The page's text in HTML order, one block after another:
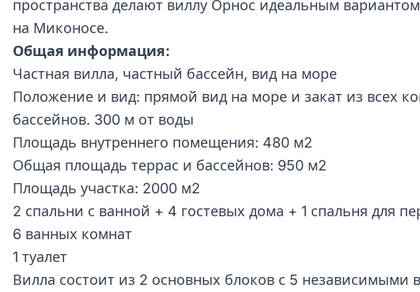
пространства делают виллу Орнос идеальным
на Миконосе.
Общая информация:
Частная вилла, частный бассейн, вид на море
Положение и вид: прямой вид на море и закат из всех
бассейнов. 300 м от воды
Площадь внутреннего помещения: 480 м2
Общая площадь террас и бассейнов: 950 м2
Площадь участка: 2000 м2
2 спальни с ванной + 4 гостевых дома + 1 спальня для
6 ванных комнат
1 туалет
Вилла состоит из 2 основных блоков с 5 независимыми